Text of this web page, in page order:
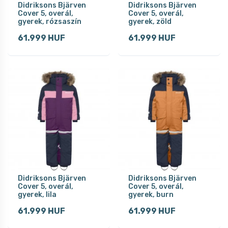
Didriksons Bjärven
Cover 5, overál,
gyerek, rózsaszín
61.999 HUF
Didriksons Bjärven
Cover 5, overál,
gyerek, zöld
61.999 HUF
Didriksons Bjärven
Cover 5, overál,
gyerek, lila
61.999 HUF
Didriksons Bjärven
Cover 5, overál,
gyerek, burn
61.999 HUF